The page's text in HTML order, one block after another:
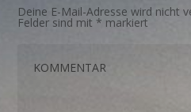
Deine E-Mail-Adresse wird nicht
Felder sind mit * markiert